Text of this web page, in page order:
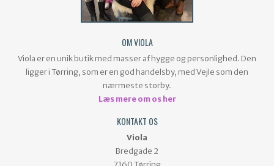
OM VIOLA
Viola er en unik butik med masser af hygge og personlighed. Den
ligger i Tørring, som er en god handelsby, med Vejle som den
nærmeste storby.
Læs mere om os her
KONTAKT OS
Viola
Bredgade 2